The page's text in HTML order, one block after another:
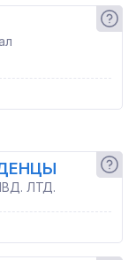
ЛТД.